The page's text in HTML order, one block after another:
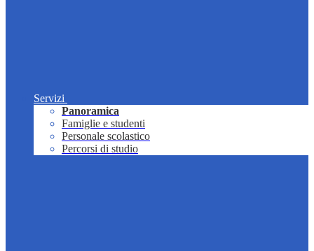
Servizi
Panoramica
Famiglie e studenti
Personale scolastico
Percorsi di studio